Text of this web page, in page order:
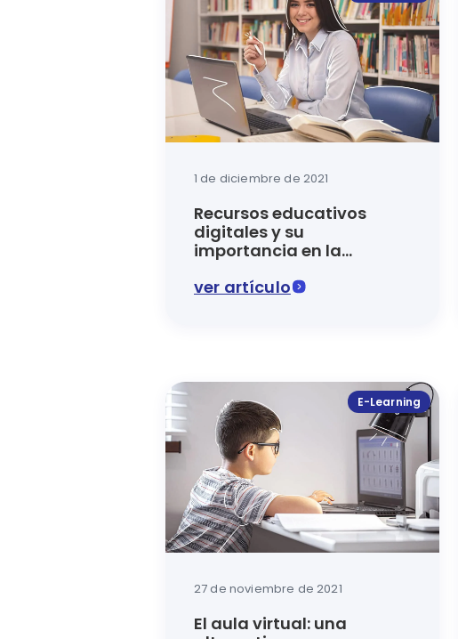
1 de diciembre de 2021
Recursos educativos
digitales y su
importancia en la
ver artículo
E-Learning
27 de noviembre de 2021
El aula virtual: una